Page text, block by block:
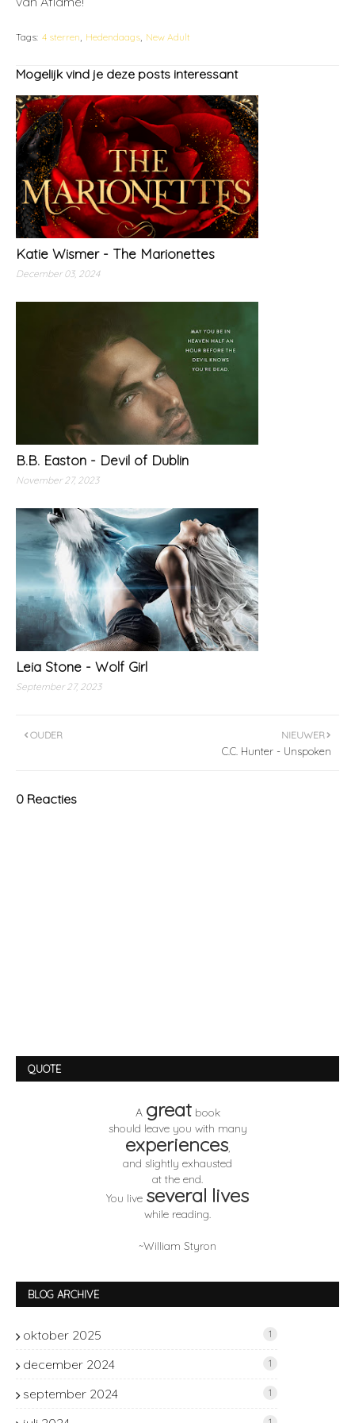
Tags: 4 sterren Hedendaags New Adult
Mogelijk vind je deze posts interessant
Katie Wismer - The Marionettes
December 03, 2024
B.B. Easton - Devil of Dublin
November 27, 2023
Leia Stone - Wolf Girl
September 27, 2023
NIEUWER
C.C. Hunter - Unspoken
OUDER
0 Reacties
QUOTE
A greatbook
should leave you with many
experiences,
and slightly exhausted
at the end.
You live several lives
while reading.
~William Styron
BLOG ARCHIVE
oktober 2025 1
december 2024 1
september 2024 1